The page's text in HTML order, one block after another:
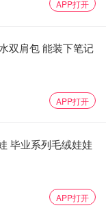
APP打开
双肩包 能装下笔记
APP打开
毕业系列毛绒娃娃
APP打开